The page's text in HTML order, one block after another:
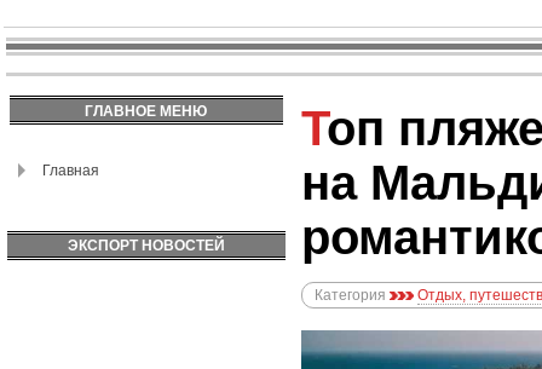
ГЛАВНОЕ МЕНЮ
Главная
ЭКСПОРТ НОВОСТЕЙ
Топ пляжей для отдыха
на
Категория Отдых,